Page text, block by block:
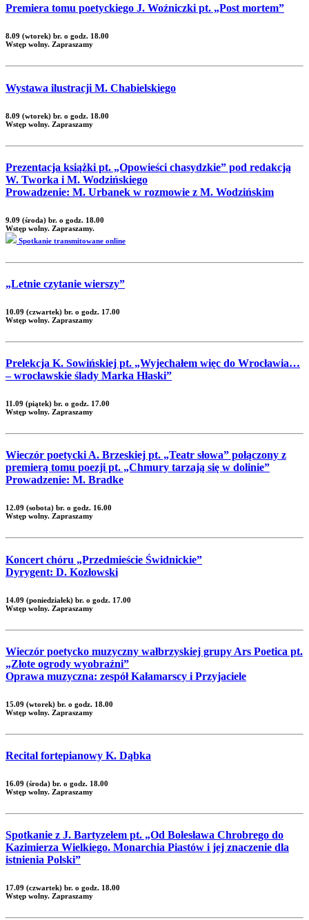
Premiera tomu poetyckiego J. Woźniczki pt. „Post mortem”
8.09 (wtorek) br. o godz. 18.00
Wstęp wolny. Zapraszamy
Wystawa ilustracji M. Chabielskiego
8.09 (wtorek) br. o godz. 18.00
Wstęp wolny. Zapraszamy
Prezentacja książki pt. „Opowieści chasydzkie” pod redakcją
W. Tworka i M. Wodzińskiego
Prowadzenie: M. Urbanek w rozmowie z M. Wodzińskim
9.09 (środa) br. o godz. 18.00
Wstęp wolny. Zapraszamy.
Spotkanie transmitowane online
„Letnie czytanie wierszy”
10.09 (czwartek) br. o godz. 17.00
Wstęp wolny. Zapraszamy
Prelekcja K. Sowińskiej pt. „Wyjechałem więc do Wrocławia…
– wrocławskie ślady Marka Hłaski”
11.09 (piątek) br. o godz. 17.00
Wstęp wolny. Zapraszamy
Wieczór poetycki A. Brzeskiej pt. „Teatr słowa” połączony z
premierą tomu poezji pt. „Chmury tarzają się w dolinie”
Prowadzenie: M. Bradke
12.09 (sobota) br. o godz. 16.00
Wstęp wolny. Zapraszamy
Koncert chóru „Przedmieście Świdnickie”
Dyrygent: D. Kozłowski
14.09 (poniedziałek) br. o godz. 17.00
Wstęp wolny. Zapraszamy
Wieczór poetycko muzyczny wałbrzyskiej grupy Ars Poetica pt.
„Złote ogrody wyobraźni”
Oprawa muzyczna: zespół Kałamarscy i Przyjaciele
15.09 (wtorek) br. o godz. 18.00
Wstęp wolny. Zapraszamy
Recital fortepianowy K. Dąbka
16.09 (środa) br. o godz. 18.00
Wstęp wolny. Zapraszamy
Spotkanie z J. Bartyzelem pt. „Od Bolesława Chrobrego do
Kazimierza Wielkiego. Monarchia Piastów i jej znaczenie dla
istnienia Polski”
17.09 (czwartek) br. o godz. 18.00
Wstęp wolny. Zapraszamy